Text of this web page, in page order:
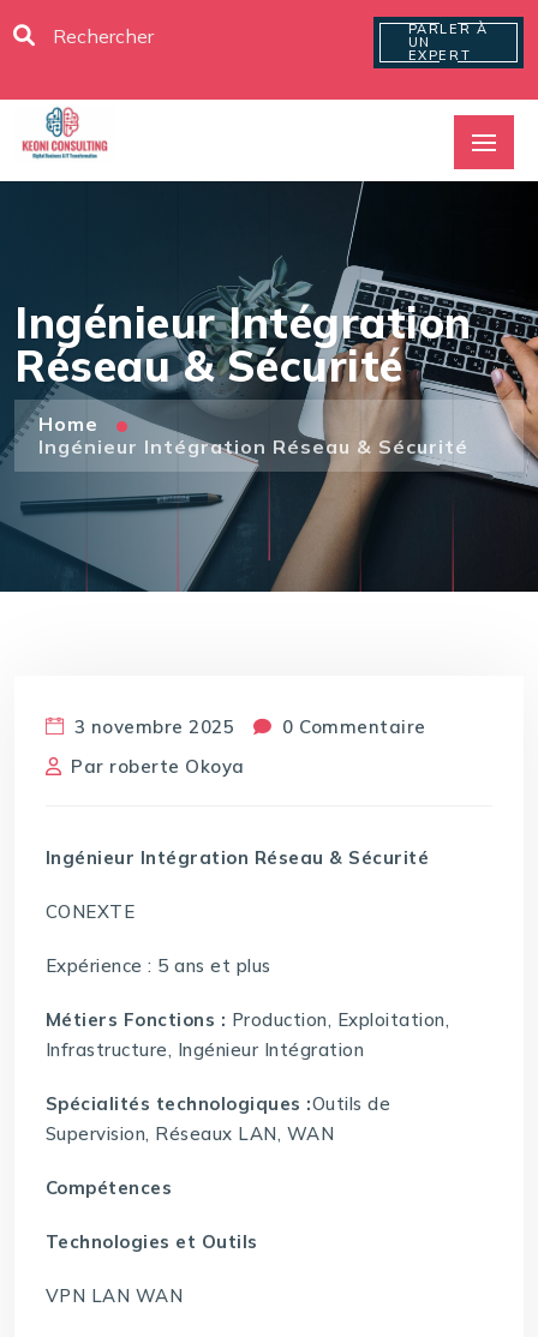
PARLER À
UN
EXPERT
Ingénieur Intégration
Réseau & Sécurité
Home
Ingénieur Intégration Réseau & Sécurité
3 novembre 2025
0 Commentaire
Par roberte Okoya
Ingénieur Intégration Réseau & Sécurité
CONEXTE
Expérience : 5 ans et plus
Métiers Fonctions : Production, Exploitation,
Infrastructure, Ingénieur Intégration
Spécialités technologiques :Outils de
Supervision, Réseaux LAN, WAN
Compétences
Technologies et Outils
VPN LAN WAN